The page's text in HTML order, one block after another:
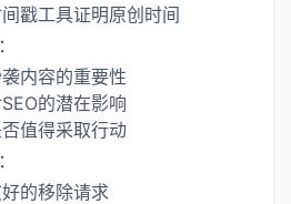
戳工具证明原创时间
内容的重要性
的潜在影响
值得采取行动
的移除请求